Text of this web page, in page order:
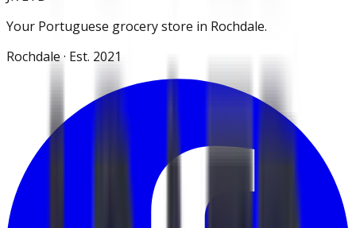
Your Portuguese grocery store in Rochdale.
Rochdale · Est. 2021